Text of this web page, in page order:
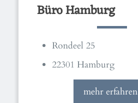
Büro Hamburg
Rondeel 25
22301 Hamburg
mehr erfahren